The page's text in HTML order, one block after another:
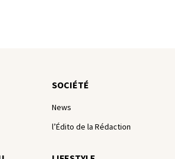
SOCIÉTÉ
News
l’Édito de la Rédaction